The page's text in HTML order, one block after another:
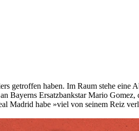
getroffen haben. Im Raum stehe eine
Bayerns Ersatzbankstar Mario Gomez,
Madrid habe »viel von seinem Reiz